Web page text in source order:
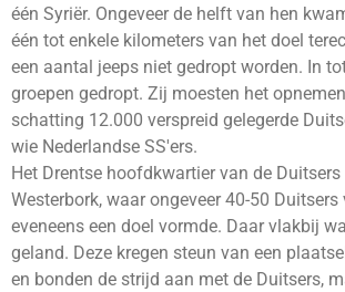
één Syriër. Ongeveer de helft van hen
één tot enkele kilometers van het doel
een aantal jeeps niet gedropt worden. In
groepen gedropt. Zij moesten het
schatting 12.000 verspreid gelegerde
wie Nederlandse SS'ers.
Het Drentse hoofdkwartier van de
Westerbork, waar ongeveer 40-50 Duitsers
eveneens een doel vormde. Daar vlakbij
geland. Deze kregen steun van een
en bonden de strijd aan met de Duitsers,